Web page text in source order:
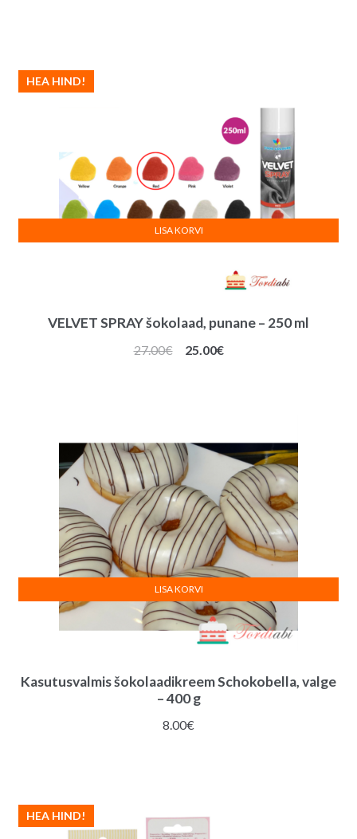
VELVET SPRAY šokolaad, punane – 250 ml
HEA HIND!
27.00€
Algne
25.00€Praegune
LISA KORVI
Kasutusvalmis šokolaadikreem Schokobella, valge
– 400 g
8.00€
LISA KORVI
HEA HIND!